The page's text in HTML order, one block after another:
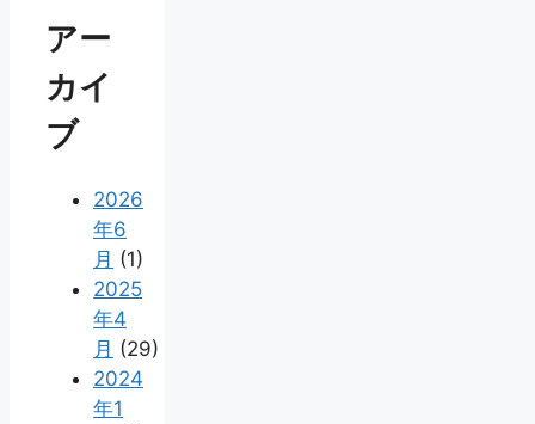
アー
カイ
ブ
2026
年6
月 (1)
2025
年4
月 (29)
2024
年1